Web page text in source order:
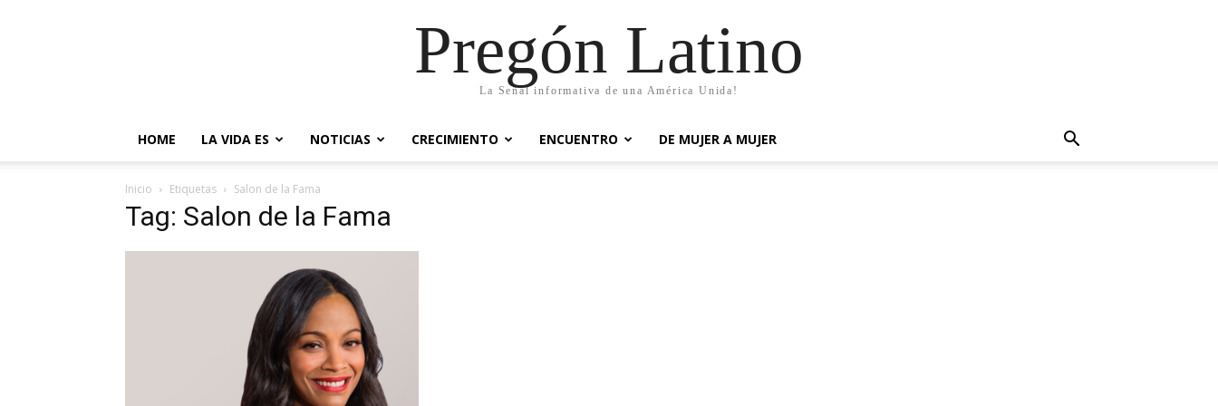
Pregón Latino
La Señal informativa de una América Unida!
HOME LA VIDA ES NOTICIAS CRECIMIENTO ENCUENTRO DE MUJER A MUJER
Inicio Etiquetas Salon de la Fama
Tag: Salon de la Fama